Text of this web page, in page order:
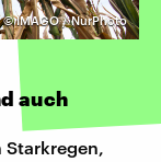
©IMAGO / NurPhoto
auch
Starkregen,